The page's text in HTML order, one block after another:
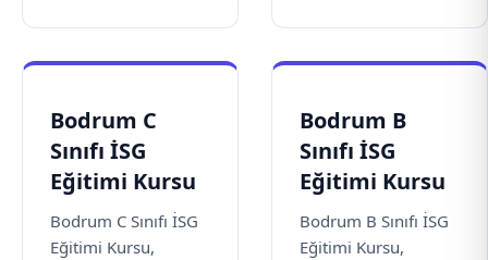
Bodrum C
Sınıfı İSG
Eğitimi Kursu
Bodrum C Sınıfı İSG
Eğitimi Kursu,
Bodrum B
Sınıfı İSG
Eğitimi Kursu
Bodrum B Sınıfı İSG
Eğitimi Kursu,